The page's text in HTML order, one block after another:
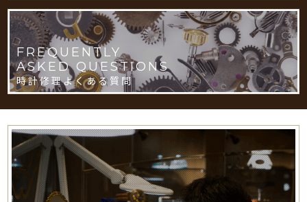
FREQUENTLY
ASKED QUESTIONS
時計修理よくある質問